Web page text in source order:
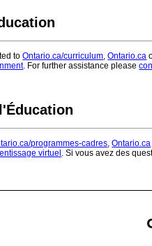
toOntario.ca/curriculum ,Ontario.ca
. For further assistance please
programmes-cadres ,Ontario.ca
virtuel . Si vous avez des